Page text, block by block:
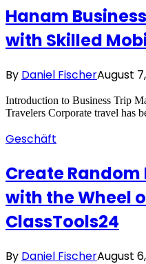
Hanam
with Skilled
By Daniel FischerAugust
Introduction to Business Trip
Travelers Corporate travel has
Geschäft
Create
with the Wheel
ClassTools24
By Daniel FischerAugust